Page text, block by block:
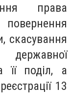
права
скасування
державної
її поділ, а
13